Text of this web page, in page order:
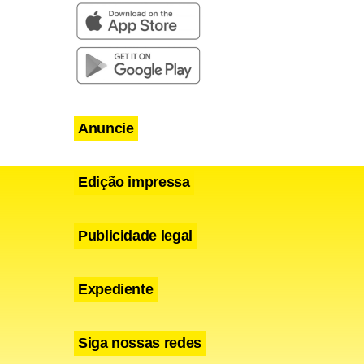
Deve
é
Anuncie
Edição impressa
Publicidade legal
Expediente
Siga nossas redes